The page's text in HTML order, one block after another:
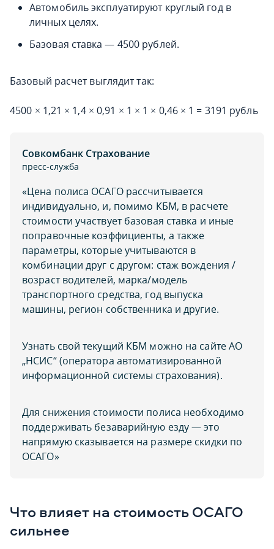
Автомобиль эксплуатируют круглый год в
личных целях.
Базовая ставка — 4500 рублей.
Базовый расчет выглядит так:
4500 × 1,21 × 1,4 × 0,91 × 1 × 1 × 0,46 × 1 = 3191 рубль
Совкомбанк Страхование
пресс-служба
«Цена полиса ОСАГО рассчитывается
индивидуально, и, помимо КБМ, в расчете
стоимости участвует базовая ставка и иные
поправочные коэффициенты, а также
параметры, которые учитываются в
комбинации друг с другом: стаж вождения /
возраст водителей, марка/модель
транспортного средства, год выпуска
машины, регион собственника и другие.
Узнать свой текущий КБМ можно на сайте АО
„НСИС“ (оператора автоматизированной
информационной системы страхования).
Для снижения стоимости полиса необходимо
поддерживать безаварийную езду — это
напрямую сказывается на размере скидки по
ОСАГО»
Что влияет на стоимость ОСАГО
сильнее